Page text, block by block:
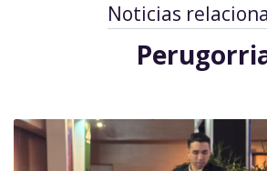
Noticias